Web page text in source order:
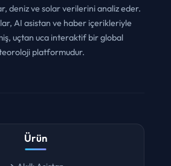
kodlama teknolojisi mimarisiyle
deniz ve solar verilerini analiz eder.
AI asistan ve haber içerikleriyle
uçtan uca interaktif bir global
Ürün